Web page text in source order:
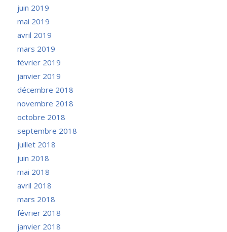
juin 2019
mai 2019
avril 2019
mars 2019
février 2019
janvier 2019
décembre 2018
novembre 2018
octobre 2018
septembre 2018
juillet 2018
juin 2018
mai 2018
avril 2018
mars 2018
février 2018
janvier 2018